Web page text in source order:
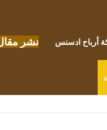
أرباح ادسنس نشر